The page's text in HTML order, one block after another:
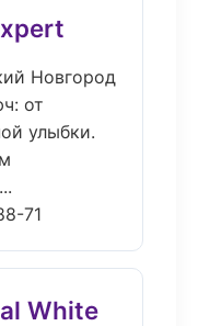
Новгород
от
улыбки.
71
White